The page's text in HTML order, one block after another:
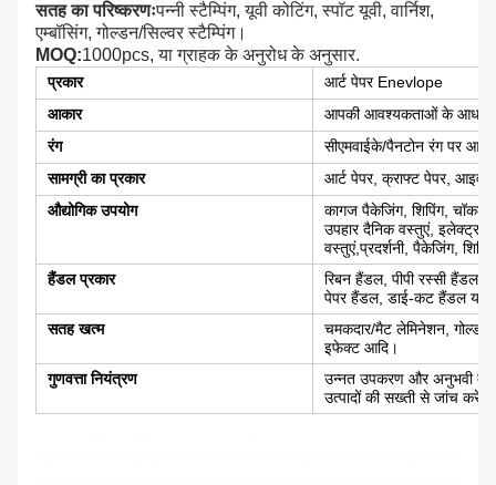
सतह का परिष्करणःपन्नी स्टैम्पिंग, यूवी कोटिंग, स्पॉट यूवी, वार्निश,
एम्बॉसिंग, गोल्डन/सिल्वर स्टैम्पिंग।
MOQ:1000pcs, या ग्राहक के अनुरोध के अनुसार.
प्रकार
आर्ट पेपर Enevlope
आकार
आपकी आवश्यकताओं के आधार
रंग
सीएमवाईके/पैनटोन रंग पर
सामग्री का प्रकार
आर्ट पेपर, क्राफ्ट पेपर, आइवरी
औद्योगिक उपयोग
कागज पैकेजिंग, शिपिंग,
उपहार दैनिक वस्तुएं,
वस्तुएं,प्रदर्शनी, पैकेजिंग,
हैंडल प्रकार
रिबन हैंडल, पीपी रस्सी
पेपर हैंडल, डाई-कट हैंडल या
सतह खत्म
चमकदार/मैट लेमिनेशन, गोल्ड/
इफेक्ट आदि।
गुणवत्ता नियंत्रण
उन्नत उपकरण और अनुभवी
उत्पादों की सख्ती से जांच करेगी